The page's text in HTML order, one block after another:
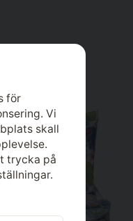
för
Vi
skall
trycka på